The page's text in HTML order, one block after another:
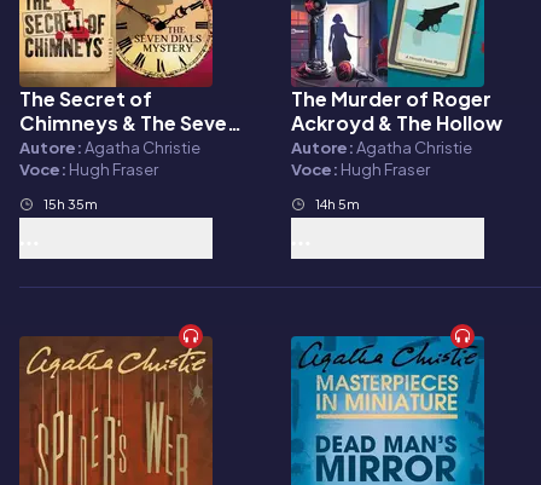
Audiolibro
The Secret of
Chimneys & The Seven
Dials Mystery
Autore:Agatha Christie
Voce: Hugh Fraser
15h 35m
Audiolibro
The Murder of Roger
Ackroyd & The Hollow
Autore:Agatha Christie
Voce: Hugh Fraser
14h 5m